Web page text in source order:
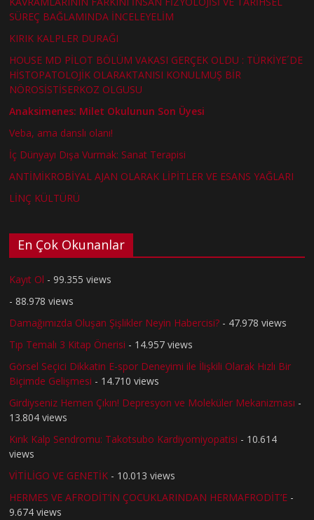
SÜREÇ BAĞLAMINDA İNCELEYELİM
KIRIK KALPLER DURAĞI
HOUSE MD PİLOT BÖLÜM VAKASI GERÇEK OLDU : TÜRKİYE´DE
HİSTOPATOLOJİK OLARAKTANISI KONULMUŞ BİR
NÖROSİSTİSERKOZ OLGUSU
Anaksimenes: Milet Okulunun Son Üyesi
Veba, ama danslı olanı!
İç Dünyayı Dışa Vurmak: Sanat Terapisi
ANTİMİKROBİYAL AJAN OLARAK LİPİTLER VE ESANS YAĞLARI
LİNÇ KÜLTÜRÜ
En Çok Okunanlar
Kayıt Ol - 99.355 views
- 88.978 views
Damağımızda Oluşan Şişlikler Neyin Habercisi? - 47.978 views
Tıp Temalı 3 Kitap Önerisi - 14.957 views
Görsel Seçici Dikkatin E-spor Deneyimi ile İlişkili Olarak Hızlı Bir
Biçimde Gelişmesi - 14.710 views
Girdiyseniz Hemen Çıkın! Depresyon ve Moleküler Mekanizması -
13.804 views
Kırık Kalp Sendromu: Takotsubo Kardiyomiyopatisi - 10.614
views
VİTİLİGO VE GENETİK - 10.013 views
HERMES VE AFRODİT’İN ÇOCUKLARINDAN HERMAFRODİT’E -
9.674 views